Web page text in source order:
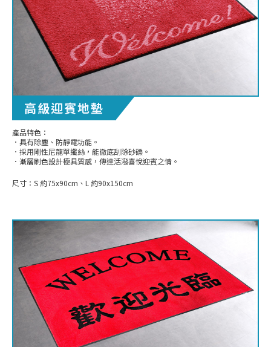
高級迎賓地墊
產品特色：
．具有除塵、防靜電功能。
．採用剛性尼龍單纖絲，能徹底刮除砂礫。
．漸層刷色設計極具質感，傳達活潑喜悅迎賓之情。
尺寸： S 約75x90cm、L 約90x150cm